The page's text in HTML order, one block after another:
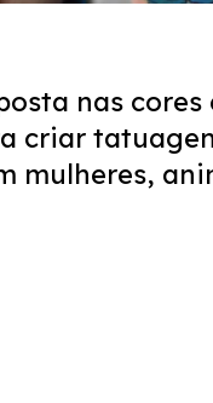
nas cores
criar
mulheres,